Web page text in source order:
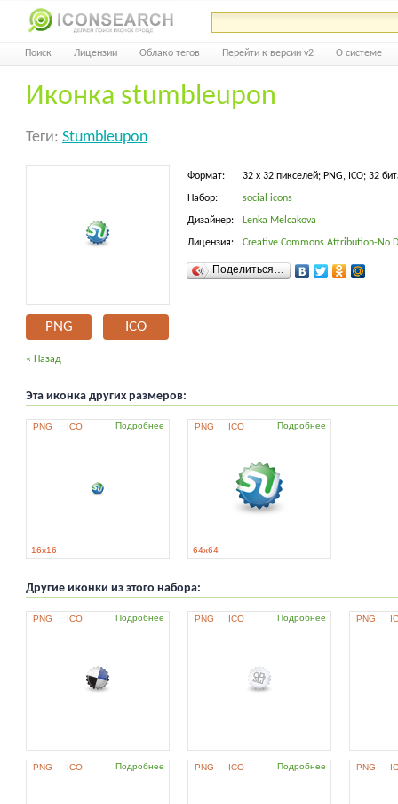
Поиск Лицензии Облако тегов Перейти к версии v2 О системе
Иконка stumbleupon
Теги: Stumbleupon
PNG ICO
Формат: 32 x 32 пикселей; PNG, ICO; 32
Набор: social icons
Дизайнер: Lenka Melcakova
Лицензия: Creative Commons Attribution-No
Поделиться…
« Назад
Эта иконка других размеров:
PNG ICO Подробнее
16x16
PNG ICO Подробнее
64x64
Другие иконки из этого набора:
PNG ICO Подробнее PNG ICO Подробнее PNG
PNG ICO Подробнее PNG ICO Подробнее PNG